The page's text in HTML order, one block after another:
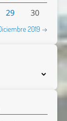
29 30
2019 →